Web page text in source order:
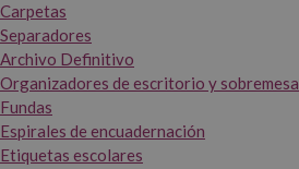
Carpetas
Separadores
Archivo Definitivo
Organizadores de escritorio y sobremesa
Fundas
Espirales de encuadernación
Etiquetas escolares